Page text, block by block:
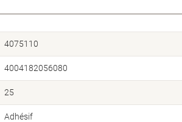
4075110
4004182056080
25
Adhésif